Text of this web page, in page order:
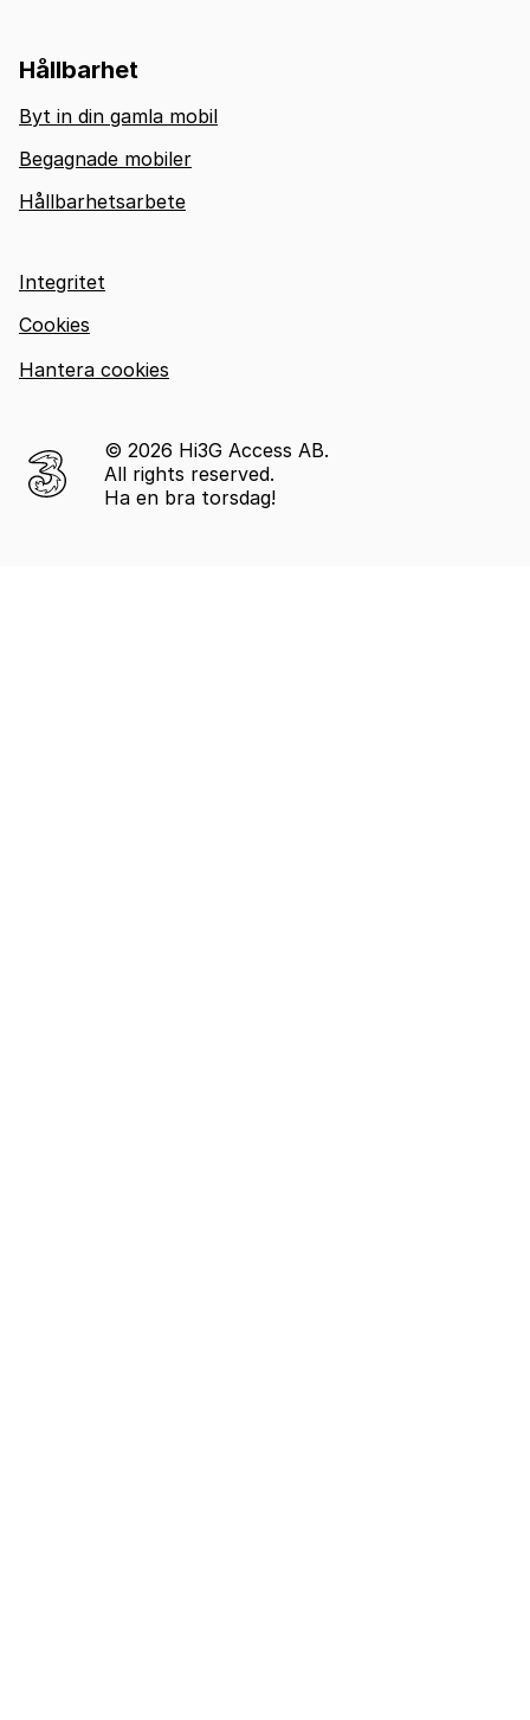
Hållbarhet
Byt in din gamla mobil
Begagnade mobiler
Hållbarhetsarbete
© 2026 Hi3G Access AB.
All rights reserved.
Ha en bra torsdag!
Integritet
Cookies
Hantera cookies